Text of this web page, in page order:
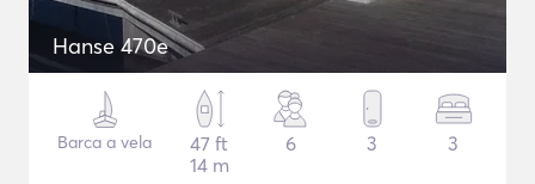
Hanse 470e
Barca a vela
47 ft
14 m
6 3 3